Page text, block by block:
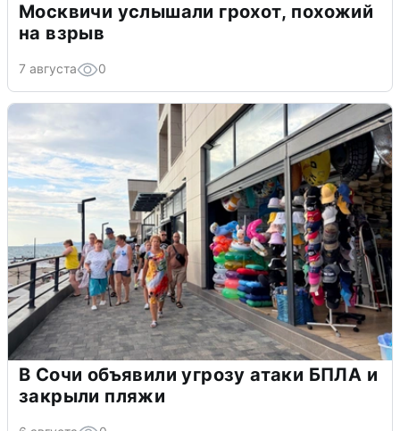
Москвичи услышали грохот, похожий
на взрыв
7 августа 0
В Сочи объявили угрозу атаки БПЛА и
закрыли пляжи